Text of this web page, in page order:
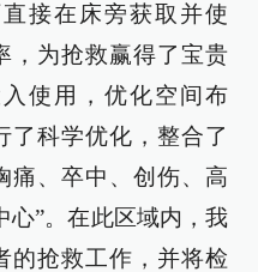
接在床旁获取并使
，为抢救赢得了宝贵
使用，优化空间布
了科学优化，整合了
痛、卒中、创伤、高
心”。在此区域内，我
的抢救工作，并将检